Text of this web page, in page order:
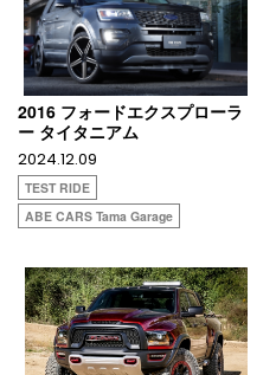
2016 フォードエクスプローラ
ー タイタニアム
2024.12.09
TEST RIDE
ABE CARS Tama Garage